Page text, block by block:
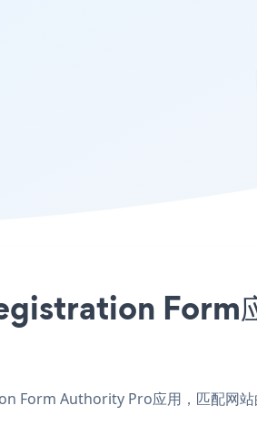
Form
Form Authority Pro应用，匹配网